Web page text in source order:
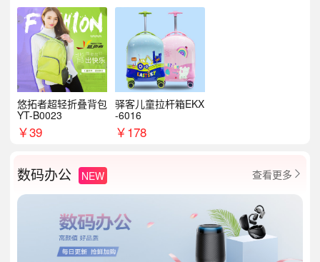
悠拓者超轻折叠背包
YT-B0023
￥39
驿客儿童拉杆箱EKX
-6016
￥178
数码办公 NEW 查看更多 